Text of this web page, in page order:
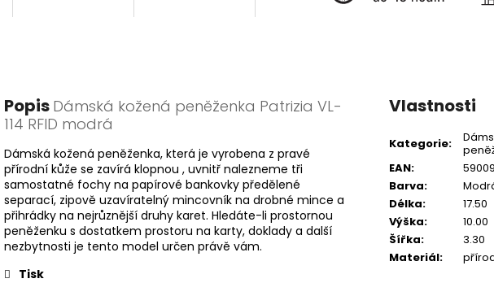
Popis Dámská kožená peněženka Patrizia VL-
114 RFID modrá
Dámská kožená peněženka, která je vyrobena z pravé
přírodní kůže se zavírá klopnou , uvnitř nalezneme tři
samostatné fochy na papírové bankovky předělené
separací, zipově uzavíratelný mincovník na drobné mince a
přihrádky na nejrůznější druhy karet. Hledáte-li prostornou
peněženku s dostatkem prostoru na karty, doklady a další
nezbytnosti je tento model určen právě vám.
Tisk
Vlastnosti
Kategorie:
EAN:
Barva:
Délka:
17.50
Výška:
10.00
Šířka:
3.30
Materiál: